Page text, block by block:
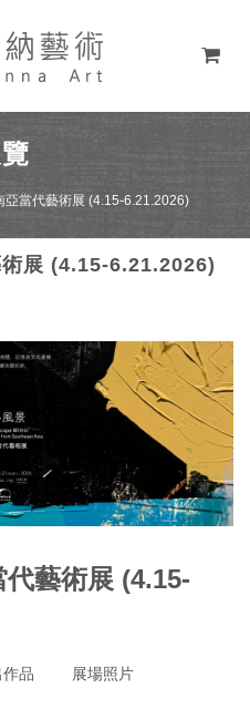
家
亞當代藝術展 (4.15-6.21.2026)
展 (4.15-6.21.2026)
藝術展 (4.15-
作品 展場照片